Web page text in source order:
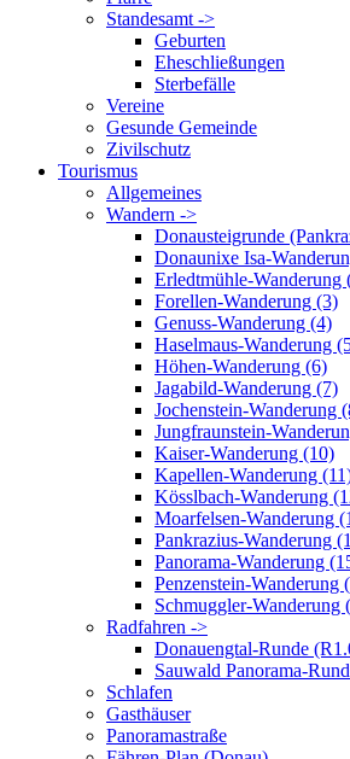
Standesamt ->
Geburten
Eheschließungen
Sterbefälle
Vereine
Gesunde Gemeinde
Zivilschutz
Tourismus
Allgemeines
Wandern ->
Donausteigrunde
Donaunixe Isa-
Erledtmühle-Wanderung
Forellen-Wanderung (3)
Genuss-Wanderung (4)
Haselmaus-Wanderung
Höhen-Wanderung (6)
Jagabild-Wanderung (7)
Jochenstein-Wanderung
Jungfraunstein-
Kaiser-Wanderung (10)
Kapellen-Wanderung
Kösslbach-Wanderung
Moarfelsen-Wanderung
Pankrazius-Wanderung
Panorama-Wanderung
Penzenstein-Wanderung
Schmuggler-Wanderung
Radfahren ->
Donauengtal-Runde
Sauwald Panorama-
Schlafen
Gasthäuser
Panoramastraße